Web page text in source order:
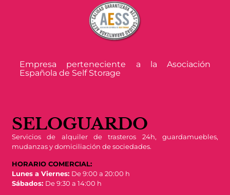
Empresa perteneciente a la Asociación
Española de Self Storage
SELOGUARDO
Servicios de alquiler de trasteros 24h, guardamuebles,
mudanzas y domiciliación de sociedades.
HORARIO COMERCIAL:
Lunes a Viernes: De 9:00 a 20:00 h
Sábados: De 9:30 a 14:00 h